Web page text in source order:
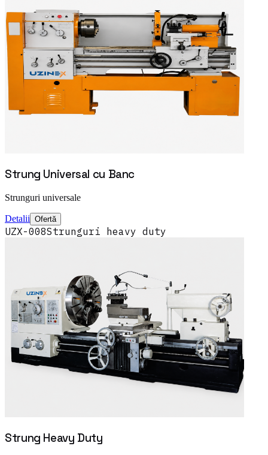
Strung Universal cu Banc
Strunguri universale
Detalii Ofertă
UZX-008Strunguri heavy duty
Strung Heavy Duty